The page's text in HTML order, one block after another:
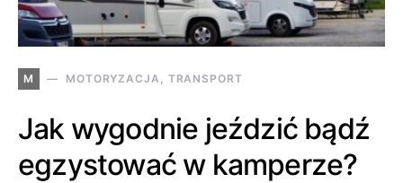
M MOTORYZACJA, TRANSPORT
Jak wygodnie jeździć bądź
egzystować w kamperze?